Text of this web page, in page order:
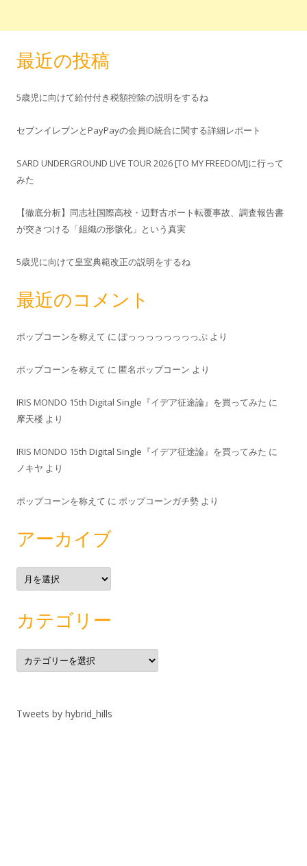
最近の投稿
5歳児に向けて給付付き税額控除の説明をするね
セブンイレブンとPayPayの会員ID統合に関する詳細レポート
SARD UNDERGROUND LIVE TOUR 2026 [TO MY FREEDOM]に行って
みた
【徹底分析】同志社国際高校・辺野古ボート転覆事故、調査報告書
が突きつける「組織の形骸化」という真実
5歳児に向けて皇室典範改正の説明をするね
最近のコメント
ポップコーンを称えて に ぽっっっっっっっっぷ より
ポップコーンを称えて に 匿名ポップコーン より
IRIS MONDO 15th Digital Single『イデア征途論』を買ってみた に
摩天楼 より
IRIS MONDO 15th Digital Single『イデア征途論』を買ってみた に
ノキヤ より
ポップコーンを称えて に ポップコーンガチ勢 より
アーカイブ
ア
ー
カ
カテゴリー
カ
テ
ゴ
Tweets by hybrid_hills